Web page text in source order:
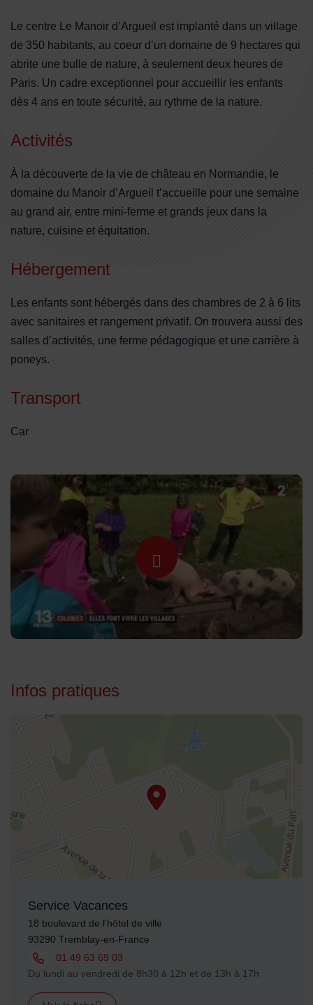
Le centre Le Manoir d’Argueil est implanté dans un village
de 350 habitants, au coeur d’un domaine de 9 hectares qui
abrite une bulle de nature, à seulement deux heures de
Paris. Un cadre exceptionnel pour accueillir les enfants
dès 4 ans en toute sécurité, au rythme de la nature.
Activités
À la découverte de la vie de château en Normandie, le
domaine du Manoir d’Argueil t’accueille pour une semaine
au grand air, entre mini-ferme et grands jeux dans la
nature, cuisine et équitation.
Hébergement
Les enfants sont hébergés dans des chambres de 2 à 6 lits
avec sanitaires et rangement privatif. On trouvera aussi des
salles d’activités, une ferme pédagogique et une carrière à
poneys.
Transport
Car
Infos pratiques
48.951202,2.570753
Service Vacances
Adresse :
18 boulevard de l'hôtel de ville
93290 Tremblay-en-France
Tél. :
01 49 63 69 03
Horaires :
Du lundi au vendredi de 8h30 à 12h et de 13h à 17h